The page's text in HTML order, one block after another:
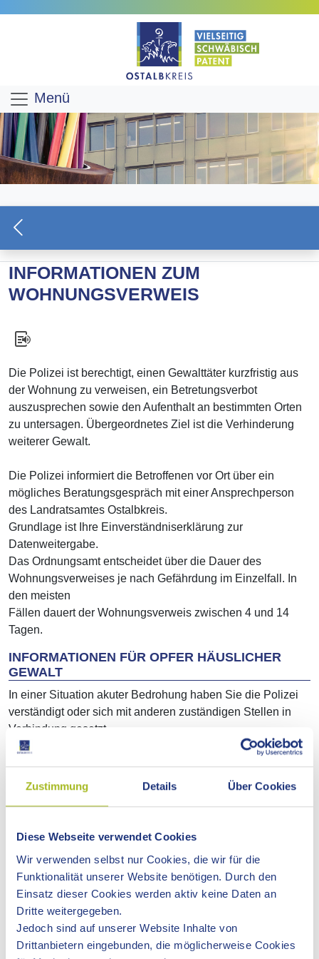
Zustimmung Details Über Cookies
Diese Webseite verwendet Cookies
Wir verwenden selbst nur Cookies, die wir für die
Funktionalität unserer Website benötigen. Durch den
Einsatz dieser Cookies werden aktiv keine Daten an
Dritte weitergegeben.
Jedoch sind auf unserer Website Inhalte von
Drittanbietern eingebunden, die möglicherweise Cookies
Menü
INFORMATIONEN ZUM
WOHNUNGSVERWEIS
Die Polizei ist berechtigt, einen Gewalttäter kurzfristig aus
der Wohnung zu verweisen, ein Betretungsverbot
auszusprechen sowie den Aufenthalt an bestimmten Orten
zu untersagen. Übergeordnetes Ziel ist die Verhinderung
weiterer Gewalt.
Die Polizei informiert die Betroffenen vor Ort über ein
mögliches Beratungsgespräch mit einer Ansprechperson
des Landratsamtes Ostalbkreis.
Grundlage ist Ihre Einverständniserklärung zur
Datenweitergabe.
Das Ordnungsamt entscheidet über die Dauer des
Wohnungsverweises je nach Gefährdung im Einzelfall. In
den meisten
Fällen dauert der Wohnungsverweis zwischen 4 und 14
Tagen.
INFORMATIONEN FÜR OPFER HÄUSLICHER
GEWALT
In einer Situation akuter Bedrohung haben Sie die Polizei
verständigt oder sich mit anderen zuständigen Stellen in
Verbindung gesetzt.
Lebenspartner oder Ihre Lebenspartnerin aus der
dass Ihr Partner/Ihre Partnerin die Wohnung nicht mehr
selbstständig betreten kann.
Wir verstehen, wenn Sie sich trotz dieser Maßnahme noch
nicht sicher fühlen. Sollte Ihr Partner/Ihre Partnerin sich an
das von uns ausgesprochene Rückkehrverbot in die